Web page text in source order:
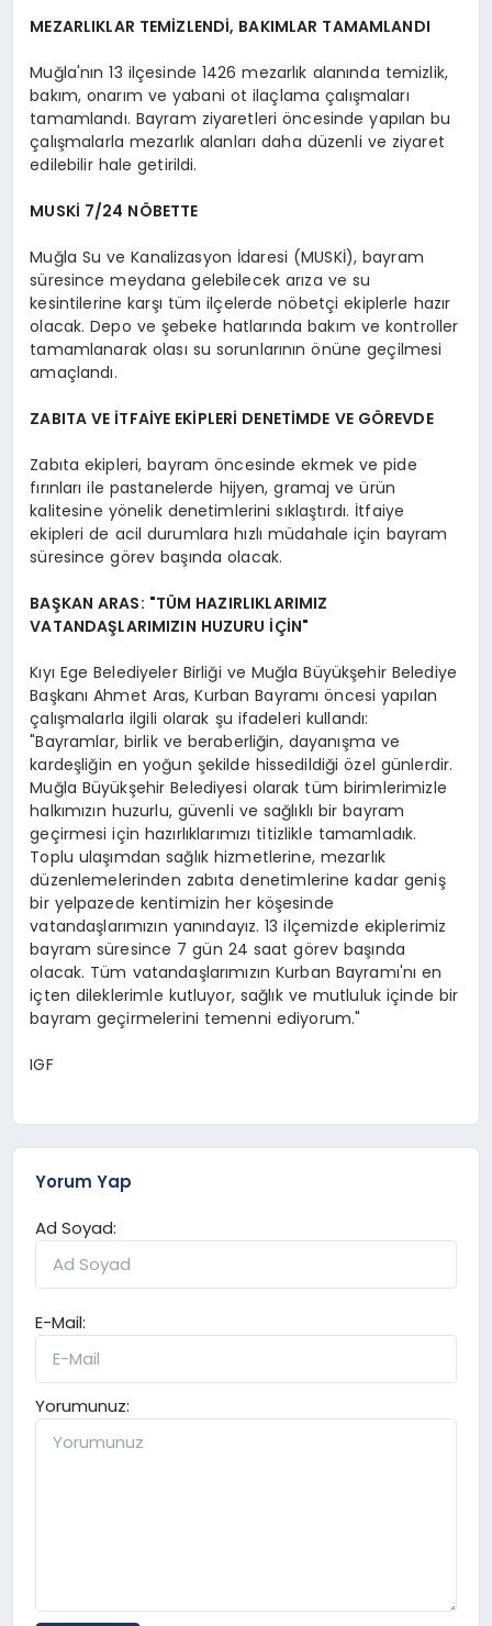
MEZARLIKLAR TEMİZLENDİ, BAKIMLAR TAMAMLANDI
Muğla'nın 13 ilçesinde 1426 mezarlık alanında temizlik,
bakım, onarım ve yabani ot ilaçlama çalışmaları
tamamlandı. Bayram ziyaretleri öncesinde yapılan bu
çalışmalarla mezarlık alanları daha düzenli ve ziyaret
edilebilir hale getirildi.
MUSKİ 7/24 NÖBETTE
Muğla Su ve Kanalizasyon İdaresi (MUSKİ), bayram
süresince meydana gelebilecek arıza ve su
kesintilerine karşı tüm ilçelerde nöbetçi ekiplerle hazır
olacak. Depo ve şebeke hatlarında bakım ve kontroller
tamamlanarak olası su sorunlarının önüne geçilmesi
amaçlandı.
ZABITA VE İTFAİYE EKİPLERİ DENETİMDE VE GÖREVDE
Zabıta ekipleri, bayram öncesinde ekmek ve pide
fırınları ile pastanelerde hijyen, gramaj ve ürün
kalitesine yönelik denetimlerini sıklaştırdı. İtfaiye
ekipleri de acil durumlara hızlı müdahale için bayram
süresince görev başında olacak.
BAŞKAN ARAS: "TÜM HAZIRLIKLARIMIZ
VATANDAŞLARIMIZIN HUZURU İÇİN"
Kıyı Ege Belediyeler Birliği ve Muğla Büyükşehir Belediye
Başkanı Ahmet Aras, Kurban Bayramı öncesi yapılan
çalışmalarla ilgili olarak şu ifadeleri kullandı:
"Bayramlar, birlik ve beraberliğin, dayanışma ve
kardeşliğin en yoğun şekilde hissedildiği özel günlerdir.
Muğla Büyükşehir Belediyesi olarak tüm birimlerimizle
halkımızın huzurlu, güvenli ve sağlıklı bir bayram
geçirmesi için hazırlıklarımızı titizlikle tamamladık.
Toplu ulaşımdan sağlık hizmetlerine, mezarlık
düzenlemelerinden zabıta denetimlerine kadar geniş
bir yelpazede kentimizin her köşesinde
vatandaşlarımızın yanındayız. 13 ilçemizde ekiplerimiz
bayram süresince 7 gün 24 saat görev başında
olacak. Tüm vatandaşlarımızın Kurban Bayramı'nı en
içten dileklerimle kutluyor, sağlık ve mutluluk içinde bir
bayram geçirmelerini temenni ediyorum."
IGF
Yorum Yap
Ad Soyad:
E-Mail:
Yorumunuz: